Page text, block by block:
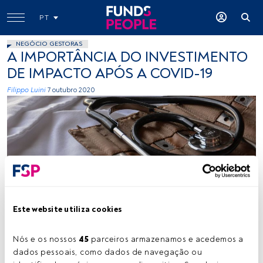
Este website utiliza cookies
Nós e os nossos 45 parceiros armazenamos e acedemos a
dados pessoais, como dados de navegação ou
PT
NEGÓCIO GESTORAS
A IMPORTÂNCIA DO INVESTIMENTO
DE IMPACTO APÓS A COVID-19
Filippo Luini 7 outubro 2020
Tempo de leitura: 3 min.